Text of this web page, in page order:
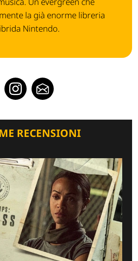
la già enorme libreria
Nintendo.
RECENSIONI